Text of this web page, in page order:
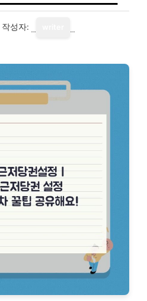
작성자: